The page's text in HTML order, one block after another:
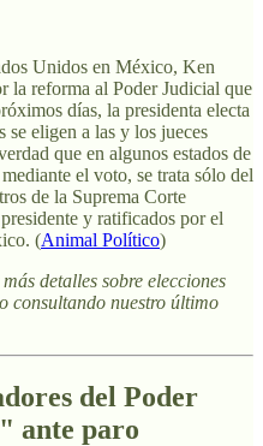
Unidos en México, Ken
la reforma al Poder Judicial que
días, la presidenta electa
se eligen a las y los jueces
que en algunos estados de
el voto, se trata sólo del
de la Suprema Corte
y ratificados por el
(Animal Político)
detalles sobre elecciones
consultando nuestro último
del Poder
ante paro